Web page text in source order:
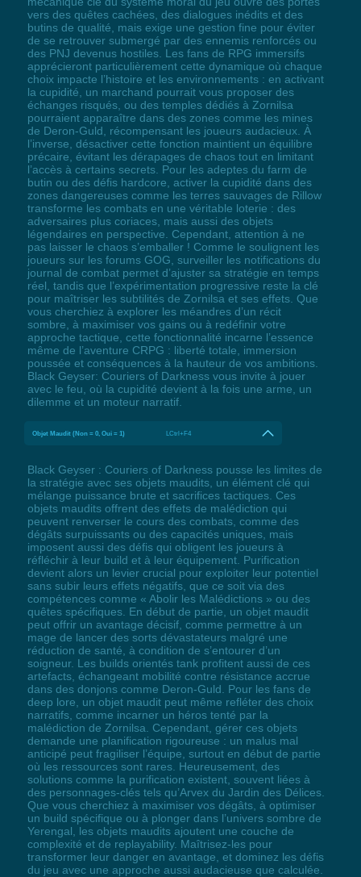
vers des quêtes cachées, des dialogues inédits et des
butins de qualité, mais exige une gestion fine pour éviter
de se retrouver submergé par des ennemis renforcés ou
des PNJ devenus hostiles. Les fans de RPG immersifs
apprécieront particulièrement cette dynamique où chaque
choix impacte l’histoire et les environnements : en activant
la cupidité, un marchand pourrait vous proposer des
échanges risqués, ou des temples dédiés à Zornilsa
pourraient apparaître dans des zones comme les mines
de Deron-Guld, récompensant les joueurs audacieux. À
l’inverse, désactiver cette fonction maintient un équilibre
précaire, évitant les dérapages de chaos tout en limitant
l’accès à certains secrets. Pour les adeptes du farm de
butin ou des défis hardcore, activer la cupidité dans des
zones dangereuses comme les terres sauvages de Rillow
transforme les combats en une véritable loterie : des
adversaires plus coriaces, mais aussi des objets
légendaires en perspective. Cependant, attention à ne
pas laisser le chaos s’emballer ! Comme le soulignent les
joueurs sur les forums GOG, surveiller les notifications du
journal de combat permet d’ajuster sa stratégie en temps
réel, tandis que l’expérimentation progressive reste la clé
pour maîtriser les subtilités de Zornilsa et ses effets. Que
vous cherchiez à explorer les méandres d’un récit
sombre, à maximiser vos gains ou à redéfinir votre
approche tactique, cette fonctionnalité incarne l’essence
même de l’aventure CRPG : liberté totale, immersion
poussée et conséquences à la hauteur de vos ambitions.
Black Geyser: Couriers of Darkness vous invite à jouer
avec le feu, où la cupidité devient à la fois une arme, un
dilemme et un moteur narratif.
Objet Maudit (Non = 0, Oui = 1) LCtrl+F4
Black Geyser : Couriers of Darkness pousse les limites de
la stratégie avec ses objets maudits, un élément clé qui
mélange puissance brute et sacrifices tactiques. Ces
objets maudits offrent des effets de malédiction qui
peuvent renverser le cours des combats, comme des
dégâts surpuissants ou des capacités uniques, mais
imposent aussi des défis qui obligent les joueurs à
réfléchir à leur build et à leur équipement. Purification
devient alors un levier crucial pour exploiter leur potentiel
sans subir leurs effets négatifs, que ce soit via des
compétences comme « Abolir les Malédictions » ou des
quêtes spécifiques. En début de partie, un objet maudit
peut offrir un avantage décisif, comme permettre à un
mage de lancer des sorts dévastateurs malgré une
réduction de santé, à condition de s’entourer d’un
soigneur. Les builds orientés tank profitent aussi de ces
artefacts, échangeant mobilité contre résistance accrue
dans des donjons comme Deron-Guld. Pour les fans de
deep lore, un objet maudit peut même refléter des choix
narratifs, comme incarner un héros tenté par la
malédiction de Zornilsa. Cependant, gérer ces objets
demande une planification rigoureuse : un malus mal
anticipé peut fragiliser l’équipe, surtout en début de partie
où les ressources sont rares. Heureusement, des
solutions comme la purification existent, souvent liées à
des personnages-clés tels qu’Arvex du Jardin des Délices.
Que vous cherchiez à maximiser vos dégâts, à optimiser
un build spécifique ou à plonger dans l’univers sombre de
Yerengal, les objets maudits ajoutent une couche de
complexité et de replayability. Maîtrisez-les pour
transformer leur danger en avantage, et dominez les défis
du jeu avec une approche aussi audacieuse que calculée.